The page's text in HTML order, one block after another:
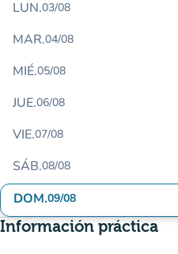
LUN.03/08
MAR.04/08
MIÉ.05/08
JUE.06/08
VIE.07/08
SÁB.08/08
DOM.09/08
Información práctica